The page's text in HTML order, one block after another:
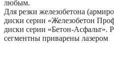
любым.
Для резки железобетона
диски серии «Железобетон
диски серии «Бетон-Асфальт».
сегментны приварены лазером